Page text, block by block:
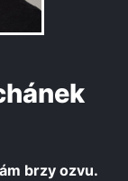
brzy ozvu.